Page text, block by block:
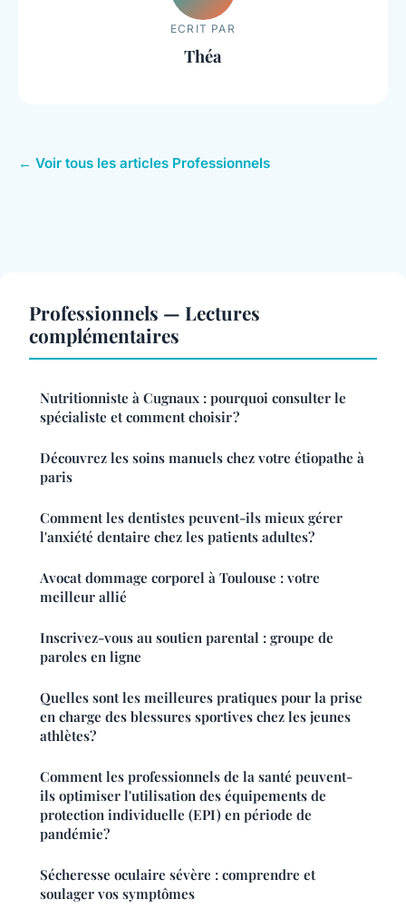
ECRIT PAR
Théa
← Voir tous les articles Professionnels
Professionnels — Lectures
complémentaires
Nutritionniste à Cugnaux : pourquoi consulter le
spécialiste et comment choisir ?
Découvrez les soins manuels chez votre étiopathe à
paris
Comment les dentistes peuvent-ils mieux gérer
l'anxiété dentaire chez les patients adultes?
Avocat dommage corporel à Toulouse : votre
meilleur allié
Inscrivez-vous au soutien parental : groupe de
paroles en ligne
Quelles sont les meilleures pratiques pour la prise
en charge des blessures sportives chez les jeunes
athlètes?
Comment les professionnels de la santé peuvent-
ils optimiser l'utilisation des équipements de
protection individuelle (EPI) en période de
pandémie?
Sécheresse oculaire sévère : comprendre et
soulager vos symptômes